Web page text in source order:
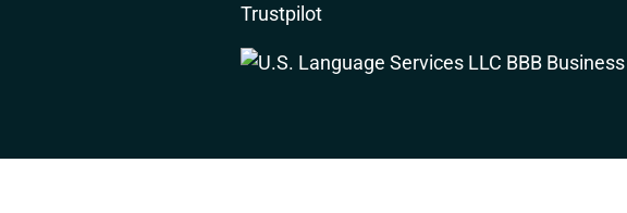
Trustpilot